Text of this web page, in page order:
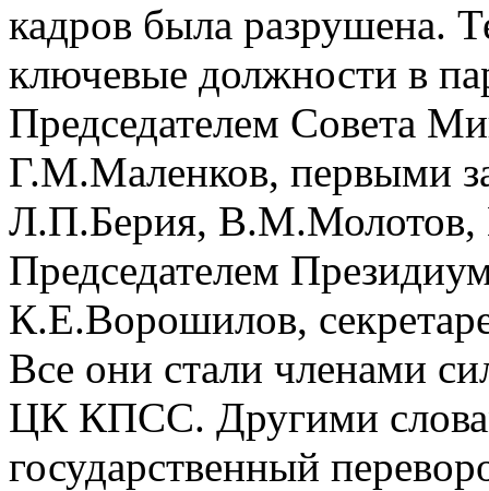
кадров была разрушена.
ключевые должности в
Председателем Совета
Г.М.Маленков, первыми
Л.П.Берия, В.М.Молотов,
Председателем
К.Е.Ворошилов,
Все они стали членами
ЦК КПСС. Другими
государственный